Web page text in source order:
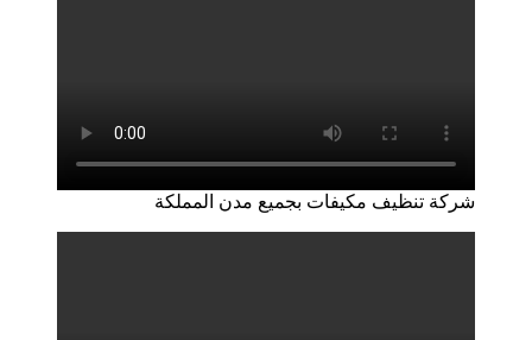
شركة تنظيف مكيفات بجميع مدن المملكة